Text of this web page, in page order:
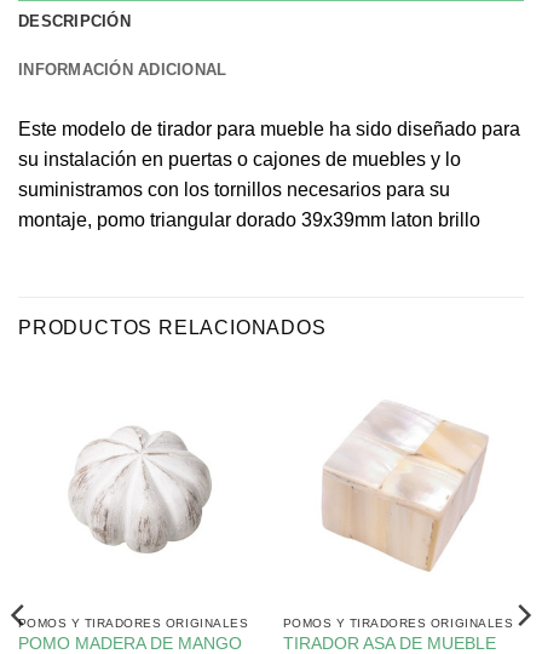
DESCRIPCIÓN
INFORMACIÓN ADICIONAL
Este modelo de tirador para mueble ha sido diseñado para
su instalación en puertas o cajones de muebles y lo
suministramos con los tornillos necesarios para su
montaje, pomo triangular dorado 39x39mm laton brillo
PRODUCTOS RELACIONADOS
POMOS Y TIRADORES ORIGINALES
POMO MADERA DE MANGO
POMOS Y TIRADORES ORIGINALES
TIRADOR ASA DE MUEBLE